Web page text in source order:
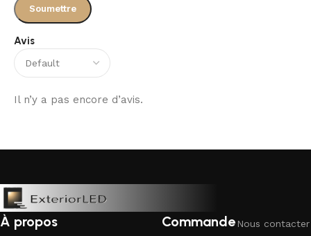
Avis
Il n’y a pas encore d’avis.
À propos Commande Nous contacter